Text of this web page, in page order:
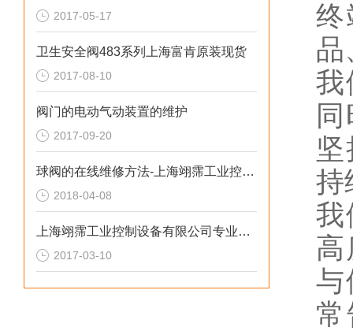
2017-05-17
卫生安全阀483系列上海富肯原装现货
2017-08-10
阀门的电动气动装置的维护
2017-09-20
球阀的在线维修方法-上海翊霈工业控制设备有限公司
2018-04-08
上海翊霈工业控制设备有限公司专业维修阀门技术篇（2）
2017-03-10
品
我
持
我
高
与